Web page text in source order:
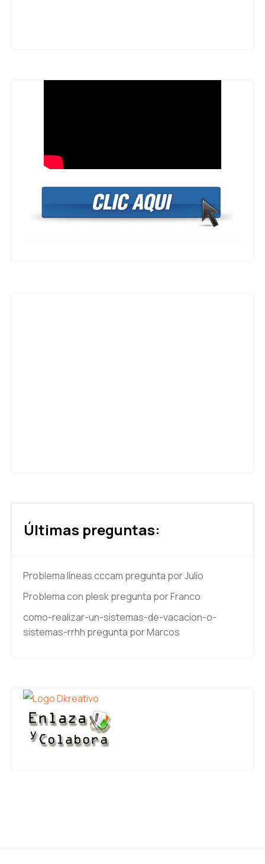
Últimas preguntas:
Problema líneas cccam pregunta por Julio
Problema con pleskpregunta por Franco
como-realizar-un-sistemas-de-vacacion-o-
sistemas-rrhh pregunta por Marcos